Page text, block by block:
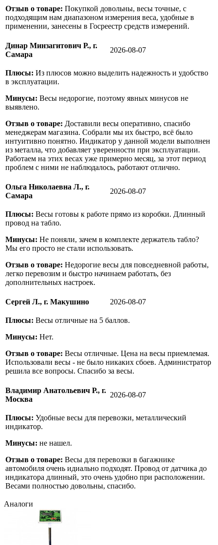
Отзыв о товаре: Покупкой довольны, весы точные, с
подходящим нам диапазоном измерения веса, удобные в
применении, занесены в Госреестр средств измерений.
Динар Минзагитович Р., г.
Самара
2026-08-07
Плюсы: Из плюсов можно выделить надежность и удобство
в эксплуатации.
Минусы: Весы недорогие, поэтому явных минусов не
выявлено.
Отзыв о товаре: Доставили весы оперативно, спасибо
менеджерам магазина. Собрали мы их быстро, всё было
интуитивно понятно. Индикатор у данной модели выполнен
из металла, что добавляет уверенности при эксплуатации.
Работаем на этих весах уже примерно месяц, за этот период
проблем с ними не наблюдалось, работают отлично.
Ольга Николаевна Л., г.
Самара
2026-08-07
Плюсы: Весы готовы к работе прямо из коробки. Длинный
провод на табло.
Минусы: Не поняли, зачем в комплекте держатель табло?
Мы его просто не стали использовать.
Отзыв о товаре: Недорогие весы для повседневной работы,
легко перевозим и быстро начинаем работать, без
дополнительных настроек.
Сергей Л., г. Макушино 2026-08-07
Плюсы: Весы отличные на 5 баллов.
Минусы: Нет.
Отзыв о товаре: Весы отличные. Цена на весы приемлемая.
Использовали весы - не было никаких сбоев. Администратор
решила все вопросы. Спасибо за весы.
Владимир Анатольевич Р., г.
Москва
2026-08-07
Плюсы: Удобные весы для перевозки, металлический
индикатор.
Минусы: не нашел.
Отзыв о товаре: Весы для перевозки в багажнике
автомобиля очень идиально подходят. Провод от датчика до
индикатора длинный, это очень удобно при расположении.
Весами полностью довольны, спасибо.
Аналоги